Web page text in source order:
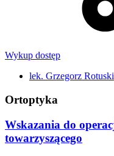
Wykup dostęp
lek. Grzegorz Rotuski
Ortoptyka
Wskazania do
towarzyszącego